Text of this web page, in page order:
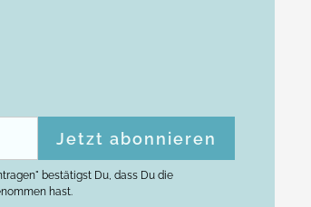
bestätigst Du, dass Du die
hast.